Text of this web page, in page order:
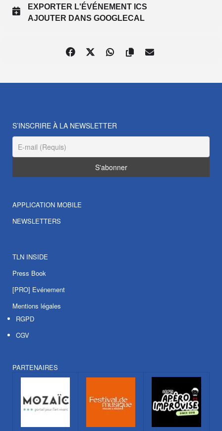
EXPORTER L'ÉVÉNEMENT ICS
AJOUTER DANS GOOGLECAL
S’INSCRIRE À LA NEWSLETTER
APPLICATION MOBILE
NEWSLETTERS
TLN INSIDE
Press Book
[PRO] Evénement
Mentions légales
RGPD
CGV
PARTENAIRES